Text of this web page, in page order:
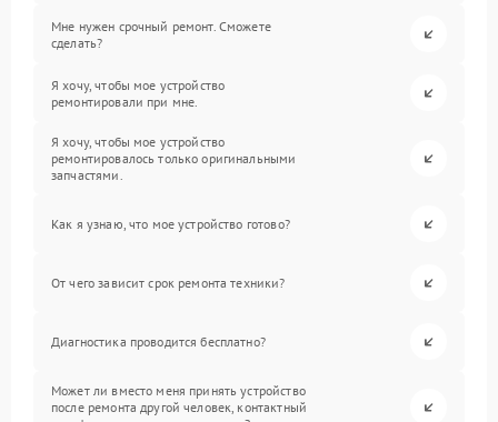
Мне нужен срочный ремонт. Сможете
сделать?
Я хочу, чтобы мое устройство
ремонтировали при мне.
Я хочу, чтобы мое устройство
ремонтировалось только оригинальными
запчастями.
Как я узнаю, что мое устройство готово?
От чего зависит срок ремонта техники?
Диагностика проводится бесплатно?
Может ли вместо меня принять устройство
после ремонта другой человек, контактный